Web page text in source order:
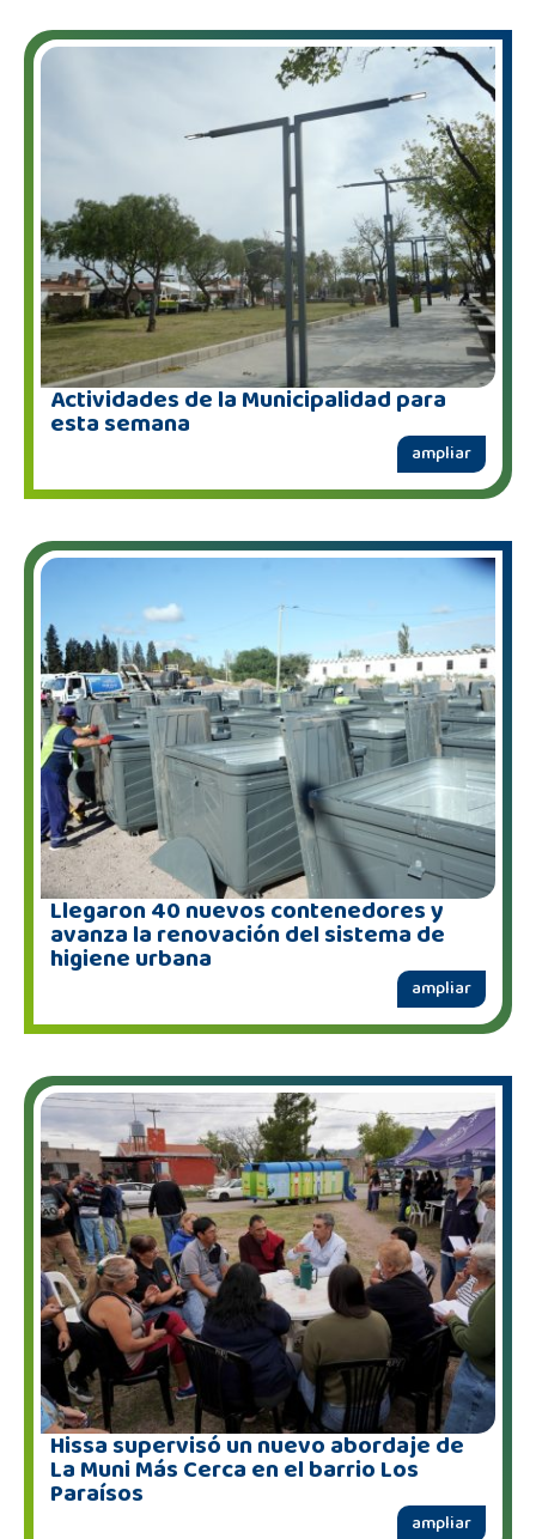
Actividades de la Municipalidad para
esta semana
ampliar
Llegaron 40 nuevos contenedores y
avanza la renovación del sistema de
higiene urbana
ampliar
Hissa supervisó un nuevo abordaje de
La Muni Más Cerca en el barrio Los
Paraísos
ampliar